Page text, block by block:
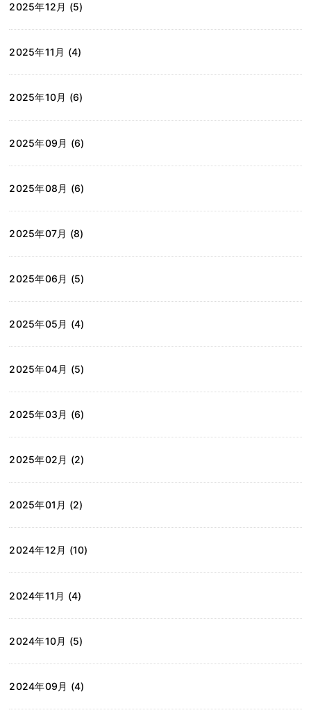
2025年12月 (5)
2025年11月 (4)
2025年10月 (6)
2025年09月 (6)
2025年08月 (6)
2025年07月 (8)
2025年06月 (5)
2025年05月 (4)
2025年04月 (5)
2025年03月 (6)
2025年02月 (2)
2025年01月 (2)
2024年12月 (10)
2024年11月 (4)
2024年10月 (5)
2024年09月 (4)